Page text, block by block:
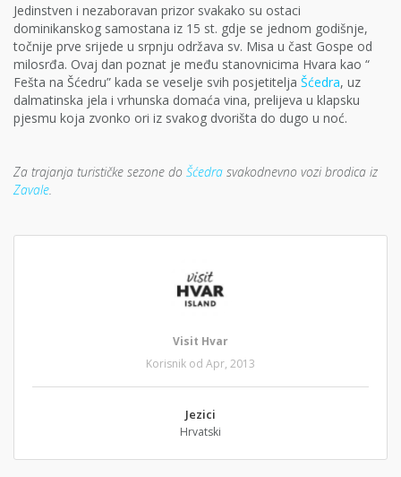
Jedinstven i nezaboravan prizor svakako su ostaci
dominikanskog samostana iz 15 st. gdje se jednom godišnje,
točnije prve srijede u srpnju održava sv. Misa u čast Gospe od
milosrđa. Ovaj dan poznat je među stanovnicima Hvara kao “
Fešta na Šćedru” kada se veselje svih posjetitelja Šćedra, uz
dalmatinska jela i vrhunska domaća vina, prelijeva u klapsku
pjesmu koja zvonko ori iz svakog dvorišta do dugo u noć.
Za trajanja turističke sezone do Šćedra svakodnevno vozi brodica iz
Zavale
Visit Hvar
Korisnik od Apr, 2013
Jezici
Hrvatski